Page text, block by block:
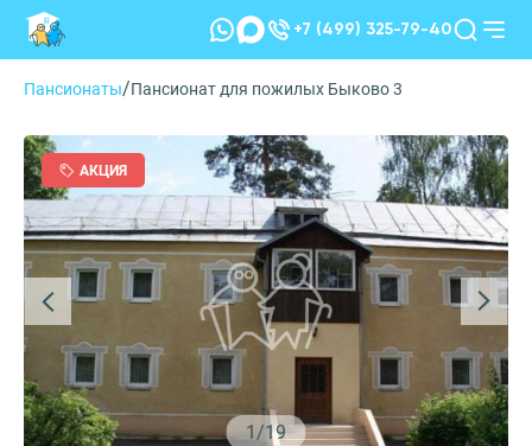
+7 (499) 325-79-40
Пансионаты/Пансионат для пожилых Быково 3
1 /19
АКЦИЯ